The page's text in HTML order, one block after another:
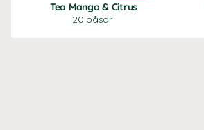
Tea Mango & Citrus
20 påsar